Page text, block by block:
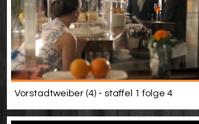
Vorstadtweiber (4) - staffel 1 folge 4